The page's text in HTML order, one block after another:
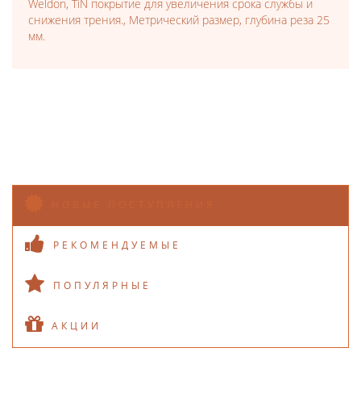
Weldon, TiN покрытие для увеличения срока службы и
снижения трения., Метрический размер, глубина реза 25
мм.
РЕКОМЕНДУЕМЫЕ
ПОПУЛЯРНЫЕ
АКЦИИ